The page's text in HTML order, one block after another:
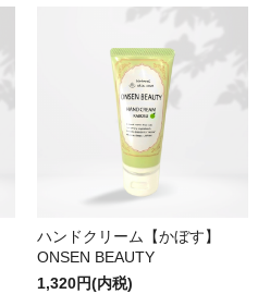
ハンドクリーム【かぼす】
ONSEN BEAUTY
1,320円(内税)